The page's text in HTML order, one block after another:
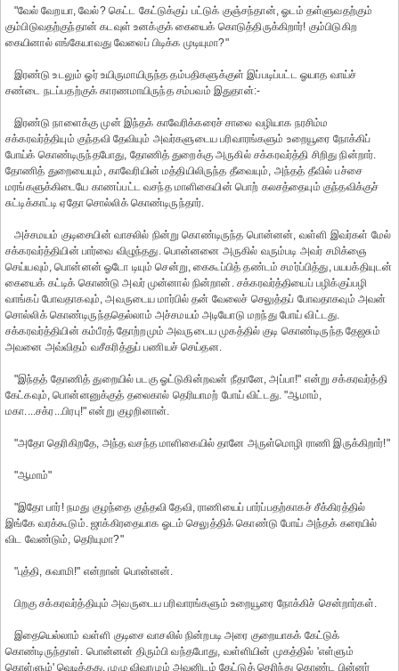
"வேல் வேறயா, வேல்? கெட்ட கேட்டுக்குப் பட்டுக் குஞ்சந்தான், ஓடம் தள்ளுவதற்கும்
கும்பிடுவதற்குந்தான் கடவுள் உனக்குக் கையைக் கொடுத்திருக்கிறார்! கும்பிடுகிற
கையினால் எங்கேயாவது வேலைப் பிடிக்க முடியுமா?"
இரண்டு உடலும் ஓர் உயிருமாயிருந்த தம்பதிகளுக்குள் இப்படிப்பட்ட ஓயாத வாய்ச்
சண்டை நடப்பதற்குக் காரணமாயிருந்த சம்பவம் இதுதான்:-
இரண்டு நாளைக்கு முன் இந்தக் காவேரிக்கரைச் சாலை வழியாக நரசிம்ம
சக்கரவர்த்தியும் குந்தவி தேவியும் அவர்களுடைய பரிவாரங்களும் உறையூரை நோக்கிப்
போய்க் கொண்டிருந்தபோது, தோணித் துறைக்கு அருகில் சக்கரவர்த்தி சிறிது நின்றார்.
தோணித் துறையையும், காவேரியின் மத்தியிலிருந்த தீவையும், அந்தத் தீவில் பச்சை
மரங்களுக்கிடையே காணப்பட்ட வசந்த மாளிகையின் பொற் கலசத்தையும் குந்தவிக்குச்
சுட்டிக்காட்டி ஏதோ சொல்லிக் கொண்டிருந்தார்.
அச்சமயம் குடிசையின் வாசலில் நின்று கொண்டிருந்த பொன்னன், வள்ளி இவர்கள் மேல்
சக்கரவர்த்தியின் பார்வை விழுந்தது. பொன்னனை அருகில் வரும்படி அவர் சமிக்ஞை
செய்யவும், பொன்னன் ஓடோ டியும் சென்று, கைகூப்பித் தண்டம் சமர்ப்பித்து, பயபக்தியுடன்
கையைக் கட்டிக் கொண்டு அவர் முன்னால் நின்றான். சக்கரவர்த்தியைப் பழிக்குப்பழி
வாங்கப் போவதாகவும், அவருடைய மார்பில் தன் வேலைச் செலுத்தப் போவதாகவும் அவன்
சொல்லிக் கொண்டிருந்ததெல்லாம் அச்சமயம் அடியோடு மறந்து போய் விட்டது.
சக்கரவர்த்தியின் கம்பீரத் தோற்றமும் அவருடைய முகத்தில் குடி கொண்டிருந்த தேஜசும்
அவனை அவ்விதம் வசீகரித்துப் பணியச் செய்தன.
"இந்தத் தோணித் துறையில் படகு ஓட்டுகின்றவன் நீதானே, அப்பா!" என்று சக்கரவர்த்தி
கேட்கவும், பொன்னனுக்குத் தலைகால் தெரியாமற் போய் விட்டது. "ஆமாம்,
மகா....சக்ர...பிரபு!" என்று குழறினான்.
"அதோ தெரிகிறதே, அந்த வசந்த மாளிகையில் தானே அருள்மொழி ராணி இருக்கிறார்!"
"ஆமாம்"
"இதோ பார்! நமது குழந்தை குந்தவி தேவி, ராணியைப் பார்ப்பதற்காகச் சீக்கிரத்தில்
இங்கே வரக்கூடும். ஜாக்கிரதையாக ஓடம் செலுத்திக் கொண்டு போய் அந்தக் கரையில்
விட வேண்டும், தெரியுமா?"
"புத்தி, சுவாமி!" என்றான் பொன்னன்.
பிறகு சக்கரவர்த்தியும் அவருடைய பரிவாரங்களும் உறையூரை நோக்கிச் சென்றார்கள்.
இதையெல்லாம் வள்ளி குடிசை வாசலில் நின்றபடி அரை குறையாகக் கேட்டுக்
கொண்டிருந்தாள். பொன்னன் திரும்பி வந்தபோது, வள்ளியின் முகத்தில் 'எள்ளும்
கொள்ளும்' வெடித்தது. முழு விவரமும் அவனிடம் கேட்டுத் தெரிந்து கொண்ட பின்னர்